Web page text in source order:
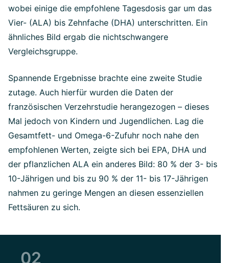
wobei einige die empfohlene Tagesdosis gar um das
Vier- (ALA) bis Zehnfache (DHA) unterschritten. Ein
ähnliches Bild ergab die nichtschwangere
Vergleichsgruppe.
Spannende Ergebnisse brachte eine zweite Studie
zutage. Auch hierfür wurden die Daten der
französischen Verzehrstudie herangezogen – dieses
Mal jedoch von Kindern und Jugendlichen. Lag die
Gesamtfett- und Omega-6-Zufuhr noch nahe den
empfohlenen Werten, zeigte sich bei EPA, DHA und
der pflanzlichen ALA ein anderes Bild: 80 % der 3- bis
10-Jährigen und bis zu 90 % der 11- bis 17-Jährigen
nahmen zu geringe Mengen an diesen essenziellen
Fettsäuren zu sich.
02